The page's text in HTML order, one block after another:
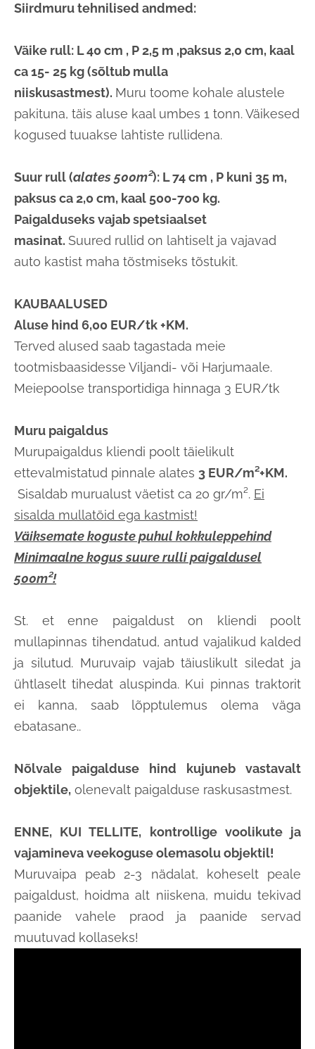
Siirdmuru tehnilised andmed:
Väike rull: L 40 cm , P 2,5 m ,paksus 2,0 cm, kaal
ca 15- 25 kg (sõltub mulla
niiskusastmest). Muru toome kohale alustele
pakituna, täis aluse kaal umbes 1 tonn. Väikesed
kogused tuuakse lahtiste rullidena.
Suur rull (alates 500m²): L 74 cm , P kuni 35 m,
paksus ca 2,0 cm, kaal 500-700 kg.
Paigalduseks vajab spetsiaalset
masinat. Suured rullid on lahtiselt ja vajavad
auto kastist maha tõstmiseks tõstukit.
KAUBAALUSED
Aluse hind 6,00 EUR/tk +KM.
Terved alused saab tagastada meie
tootmisbaasidesse Viljandi- või Harjumaale.
Meiepoolse transportidiga hinnaga 3 EUR/tk
Muru paigaldus
Murupaigaldus kliendi poolt täielikult
ettevalmistatud pinnale alates 3 EUR/m²+KM.
Sisaldab murualust väetist ca 20 gr/m². Ei
sisalda mullatöid ega kastmist!
Väiksemate koguste puhul kokkuleppehind
Minimaalne kogus suure rulli paigaldusel
500m²!
St. et enne paigaldust on kliendi poolt
mullapinnas tihendatud, antud vajalikud kalded
ja silutud. Muruvaip vajab täiuslikult siledat ja
ühtlaselt tihedat aluspinda. Kui pinnas traktorit
ei kanna, saab lõpptulemus olema väga
ebatasane..
Nõlvale paigalduse hind kujuneb vastavalt
objektile, olenevalt paigalduse raskusastmest.
ENNE, KUI TELLITE, kontrollige voolikute ja
vajamineva veekoguse olemasolu objektil!
Muruvaipa peab 2-3 nädalat, koheselt peale
paigaldust, hoidma alt niiskena, muidu tekivad
paanide vahele praod ja paanide servad
muutuvad kollaseks!